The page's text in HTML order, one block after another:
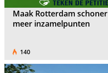
Maak Rotterdam
meer inzamelpunten
140